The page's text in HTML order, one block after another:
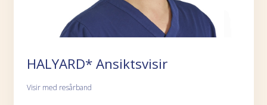
HALYARD* Ansiktsvisir
Visir med resårband